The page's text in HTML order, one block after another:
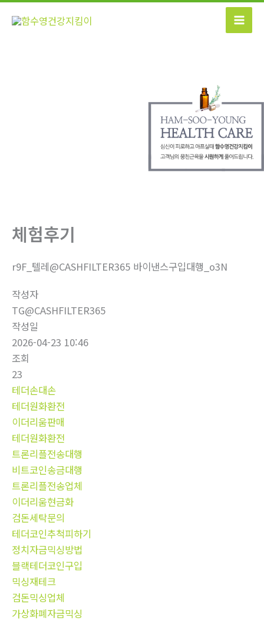
콘
체험후기
r9F_텔레@CASHFILTER365 바이낸스구입대행_o3N
작성자
TG@CASHFILTER365
작성일
2026-04-23 10:46
조회
23
테더손대손
테더원화환전
이더리움판매
테더원화환전
트론리플전송대행
비트코인송금대행
트론리플전송업체
이더리움현금화
검돈세탁문의
테더코인추척피하기
정치자금믹싱방법
블랙테더코인구입
믹싱재테크
검돈믹싱업체
가상화폐자금믹싱